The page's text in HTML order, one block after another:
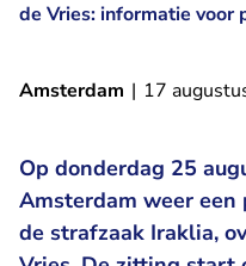
de Vries: informatie voor
Amsterdam | 17
Op donderdag 25
Amsterdam weer
de strafzaak Iraklia,